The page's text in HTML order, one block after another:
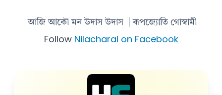
আজি আকৌ মন উদাস উদাস | ৰূপজ্যোতি গোস্বামী
Follow Nilacharai on Facebook